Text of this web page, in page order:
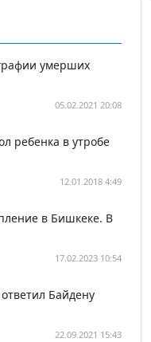
умерших
05.02.2021 20:08
ребенка в утробе
12.01.2018 4:49
в Бишкеке. В
17.02.2023 10:54
Байдену
22.09.2021 15:43